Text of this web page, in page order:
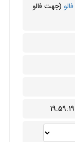
فالو (جهت فالو